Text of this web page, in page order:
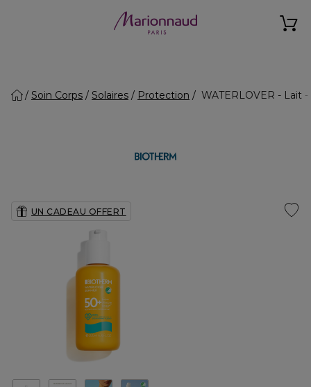
Soin Corps Solaires Protection WATERLOVER - Lait
UN CADEAU OFFERT